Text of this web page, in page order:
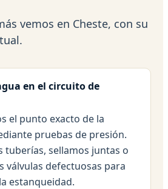
vemos en Cheste, con su
en el circuito de
el punto exacto de la
pruebas de presión.
tuberías, sellamos juntas o
válvulas defectuosas para
estanqueidad.